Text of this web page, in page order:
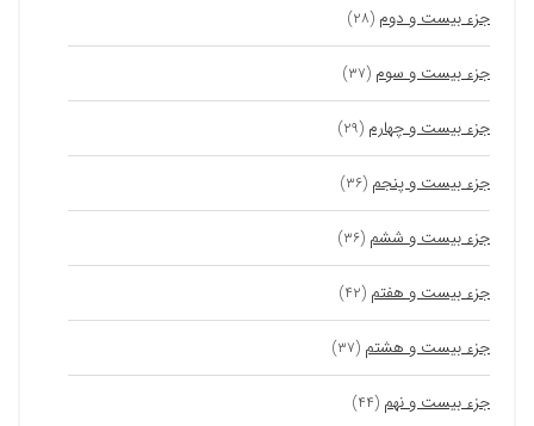
جزء بیست و دوم (۲۸)
جزء بیست و سوم (۳۷)
جزء بیست و چهارم (۲۹)
جزء بیست و پنجم (۳۶)
جزء بیست و ششم (۳۶)
جزء بیست و هفتم (۴۲)
جزء بیست و هشتم (۳۷)
جزء بیست و نهم (۴۴)